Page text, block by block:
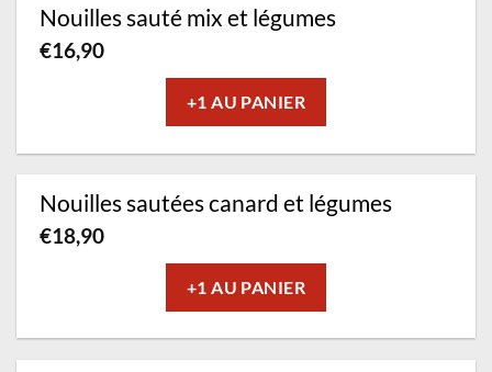
Nouilles sauté mix et légumes
€16,90
+1 AU PANIER
Nouilles sautées canard et légumes
€18,90
+1 AU PANIER